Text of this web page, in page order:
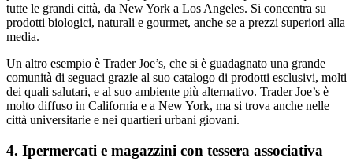
tutte le grandi città, da New York a Los Angeles. Si concentra su
prodotti biologici, naturali e gourmet, anche se a prezzi superiori alla
media.
Un altro esempio è Trader Joe’s, che si è guadagnato una grande
comunità di seguaci grazie al suo catalogo di prodotti esclusivi, molti
dei quali salutari, e al suo ambiente più alternativo. Trader Joe’s è
molto diffuso in California e a New York, ma si trova anche nelle
città universitarie e nei quartieri urbani giovani.
4. Ipermercati e magazzini con tessera associativa